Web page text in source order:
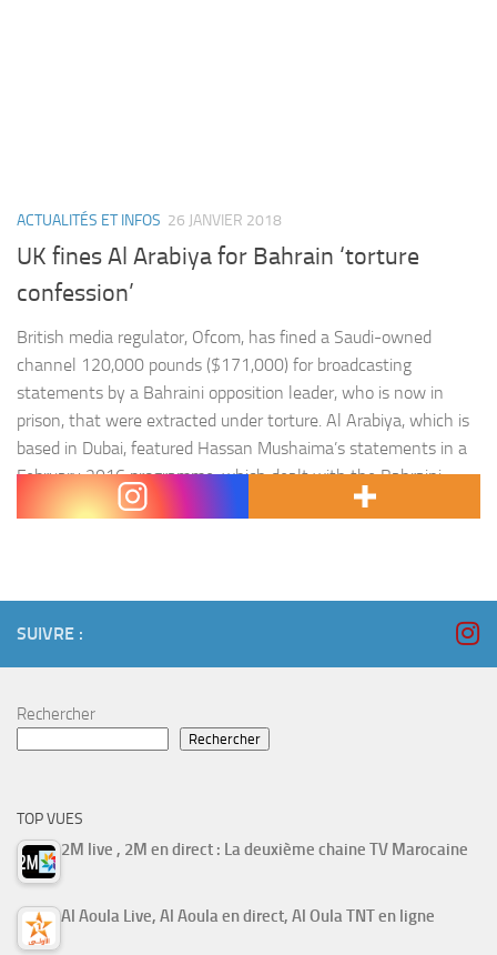
ACTUALITÉS ET INFOS 26 JANVIER 2018
UK fines Al Arabiya for Bahrain ‘torture
confession’
British media regulator, Ofcom, has fined a Saudi-owned
channel 120,000 pounds ($171,000) for broadcasting
statements by a Bahraini opposition leader, who is now in
prison, that were extracted under torture. Al Arabiya, which is
based in Dubai, featured Hassan Mushaima’s statements in a
February 2016 programme, which dealt with the Bahraini
uprising of 2011 and purported ties…
SUIVRE :
Rechercher
Rechercher
TOP VUES
2M live , 2M en direct : La deuxième chaine TV Marocaine
Al Aoula Live, Al Aoula en direct, Al Oula TNT en ligne